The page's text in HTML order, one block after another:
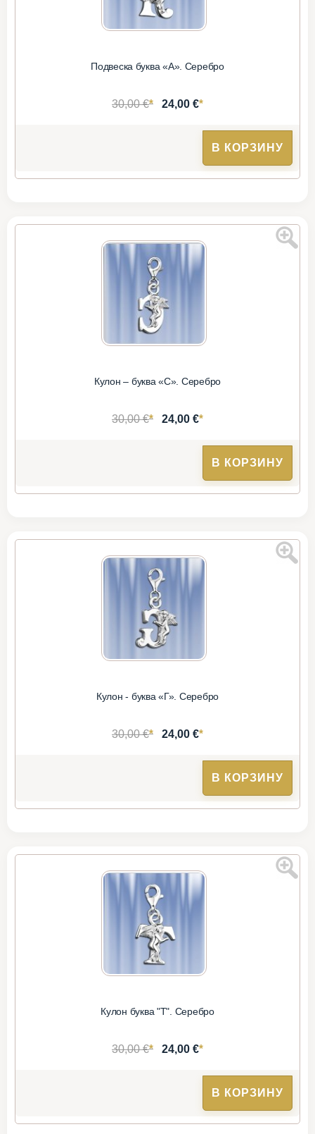
Подвеска буква «А». Серебро
30,00 €* 24,00 €*
В КОРЗИНУ
Кулон – буква «С». Серебро
30,00 €* 24,00 €*
В КОРЗИНУ
Кулон - буква «Г». Серебро
30,00 €* 24,00 €*
В КОРЗИНУ
Кулон буква "Т". Серебро
30,00 €* 24,00 €*
В КОРЗИНУ